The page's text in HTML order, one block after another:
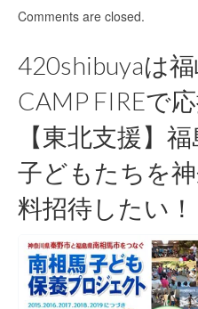
Comments are closed.
420shibuyaは
CAMP FIREで
【東北支援】
子どもたちを
料招待したい！